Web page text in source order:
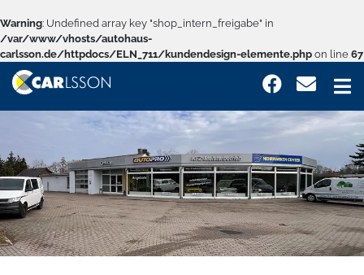
Warning: Undefined array key "shop_intern_freigabe" in
/var/www/vhosts/autohaus-
carlsson.de/httpdocs/ELN_711/kundendesign-elemente.php on line 67